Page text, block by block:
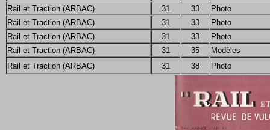
Rail et Traction (ARBAC)
31 33
Photo
Rail et Traction (ARBAC)
31 33
Photo
Rail et Traction (ARBAC)
31 33
Photo
Rail et Traction (ARBAC)
31 35
Modèles
Rail et Traction (ARBAC)
31 38 Photo